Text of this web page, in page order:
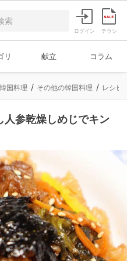
ログイン チラシ
リ 献立 コラム
韓国料理 その他の韓国料理 レシピ
参乾燥しめじでキン